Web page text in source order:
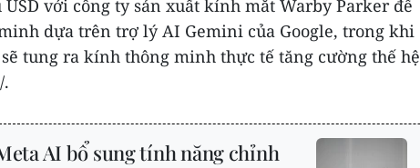
với công ty sản xuất kính mắt Warby Parker để
dựa trên trợ lý AI Gemini của Google, trong khi
tung ra kính thông minh thực tế tăng cường thế hệ
AI bổ sung tính năng chỉnh